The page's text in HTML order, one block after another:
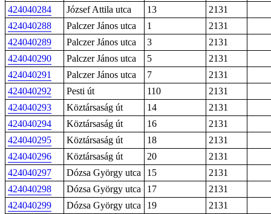
424040284
József Attila utca 13
2131
424040288
Palczer János utca 1
2131
424040289
Palczer János utca 3
2131
424040290
Palczer János utca 5
2131
424040291
Palczer János utca 7
2131
424040292
Pesti út 110
2131
424040293
Köztársaság út 14
2131
424040294
Köztársaság út 16
2131
424040295
Köztársaság út 18
2131
424040296
Köztársaság út 20
2131
424040297
Dózsa György utca 15
2131
424040298
Dózsa György utca 17
2131
424040299
Dózsa György utca 19
2131